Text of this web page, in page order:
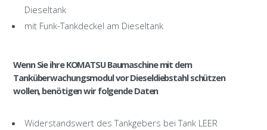
Dieseltank
mit Funk-Tankdeckel am Dieseltank
Wenn Sie ihre KOMATSU Baumaschine mit dem
Tanküberwachungsmodul vor Dieseldiebstahl schützen
wollen, benötigen wir folgende Daten
Widerstandswert des Tankgebers bei Tank LEER